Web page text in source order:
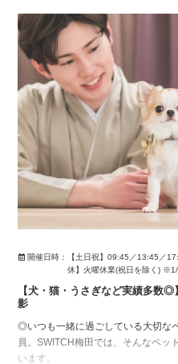
開催日時：
【土日祝】09:45／13:45／
休】火曜休業(祝日を除く)
【犬・猫・うさぎなど実績多数
影
◎いつも一緒に過ごしている大切な
員。SWITCH梅田では、そんなペッ
います。